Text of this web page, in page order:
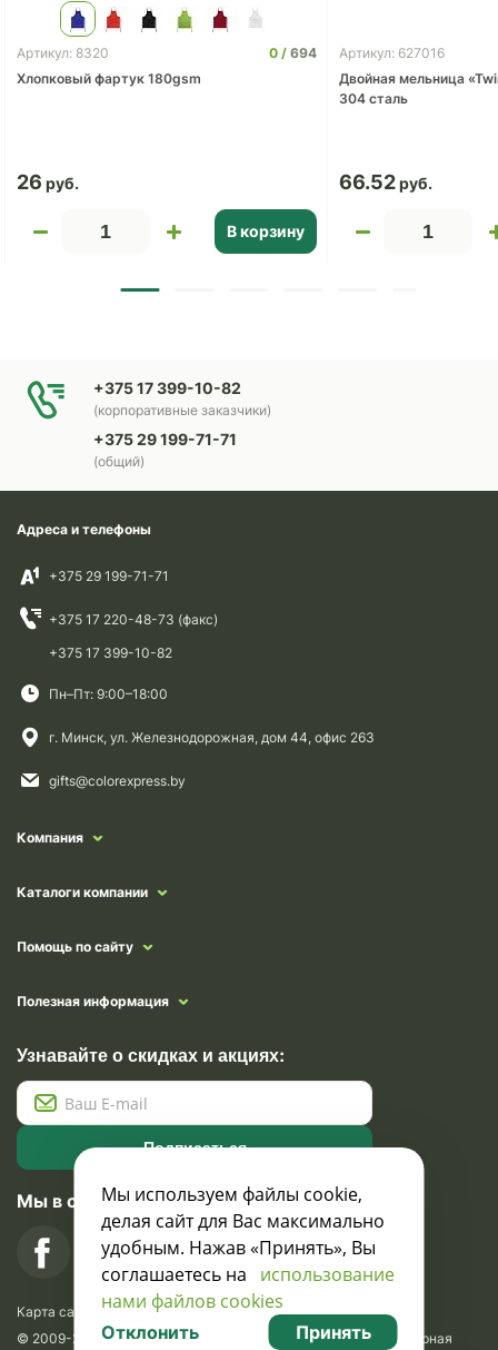
Артикул: 8320 0
694
Хлопковый фартук 180gsm
26
В корзину
Артикул: 627016
Двойная мельница
304 сталь
66.52
+375 17 399-10-82
(корпоративные заказчики)
+375 29 199-71-71
(общий)
Адреса и телефоны
+375 29 199-71-71
+375 17 220-48-73 (факс)
+375 17 399-10-82
Пн–Пт: 9:00–18:00
г. Минск, ул. Железнодорожная, дом 44, офис 263
gifts@colorexpress.by
Компания
Каталоги компании
Помощь по сайту
Полезная информация
Узнавайте о скидках и акциях:
Подписаться
Мы в социальных сетях
Карта сайта
© 2009-2026 Krasavik.by. Сувениры оптом. Рекламно-сувенирная
Мы используем файлы cookie,
делая сайт для Вас максимально
удобным. Нажав «Принять», Вы
соглашаетесь на использование
нами файлов cookies
Отклонить Принять